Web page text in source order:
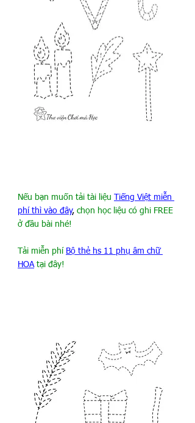
Nếu bạn muốn tải tài liệu Tiếng Việt miễn
phí thì vào đây, chọn học liệu có ghi FREE
ở đầu bài nhé!
Tải miễn phí Bộ thẻ hs 11 phụ âm chữ
HOA tại đây!